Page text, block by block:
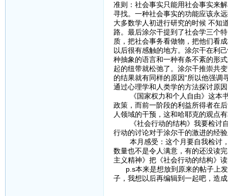
准则：社会事实只能用社会事实来
寻找。一种社会事实的功能应该永
大多数学人初进行研究的时候 不知
路。最后涂尔干提到了社会学三个
质，把社会事务看做物，把他们看
以后很有感触的地方。涂尔干在利
种抽象的语言和一种有条不紊的形
起的纽带就松弛了。涂尔干推崇共
的结果就有同样的原因“所以他强
通过心理学和人类学的方法探讨原
《国家权力和个人自由》这本书
政策，而前一阶段的利益所得者在
人领域的干预，这和哈耶克的观点
《社会行动的结构》我要检讨自
行动的讨论对于涂尔干的激进的经
本月感受：这个月要自我检讨，
数量也不是令人满意，有的还没读
主义精神》把《社会行动的结构》
p.s本来是想放到原来的帖子上发
子，我想以后再编辑到一起吧，造